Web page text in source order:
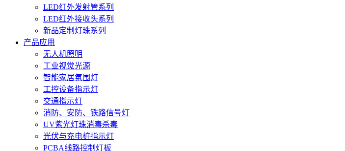
LED红外发射管系列
LED红外接收头系列
新品定制灯珠系列
产品应用
无人机照明
工业视觉光源
智能家居氛围灯
工控设备指示灯
交通指示灯
消防、安防、铁路信号灯
UV紫光灯珠消毒杀毒
光伏与充电桩指示灯
PCBA线路控制灯板